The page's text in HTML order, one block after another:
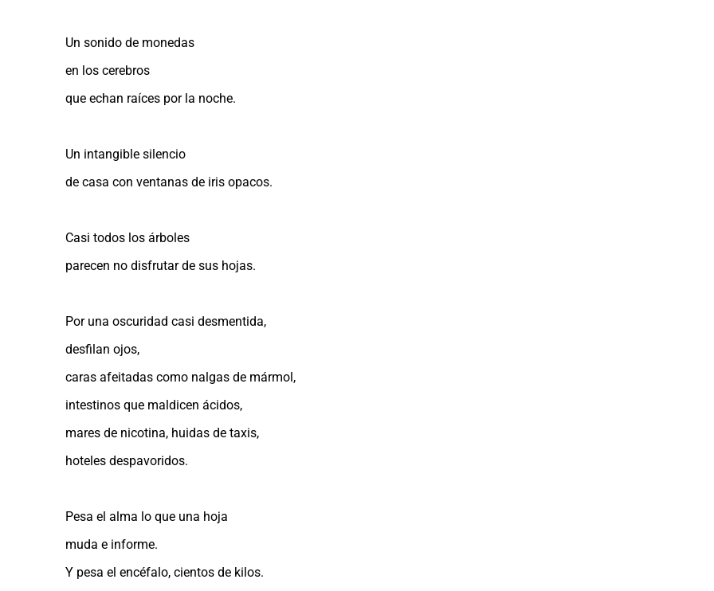
Un sonido de monedas
en los cerebros
que echan raíces por la noche.
Un intangible silencio
de casa con ventanas de iris opacos.
Casi todos los árboles
parecen no disfrutar de sus hojas.
Por una oscuridad casi desmentida,
desfilan ojos,
caras afeitadas como nalgas de mármol,
intestinos que maldicen ácidos,
mares de nicotina, huidas de taxis,
hoteles despavoridos.
Pesa el alma lo que una hoja
muda e informe.
Y pesa el encéfalo, cientos de kilos.